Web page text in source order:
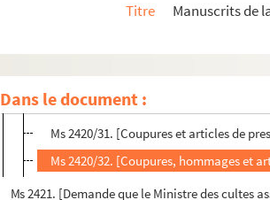
Titre
Manuscrits de
Dans le document :
Ms 2420/28. [Coupure de presse et
Ms 2420/29. [Coupure et article de
Ms 2420/30. [Coupures et articles de
Ms 2420/31. [Coupures et articles de
Ms 2420/32. [Coupures, hommages et
Ms 2421. [Demande que le Ministre des cultes